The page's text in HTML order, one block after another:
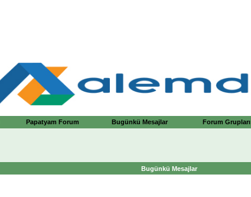
Papatyam Forum Bugünkü Mesajlar Forum Grupları
Bugünkü Mesajlar